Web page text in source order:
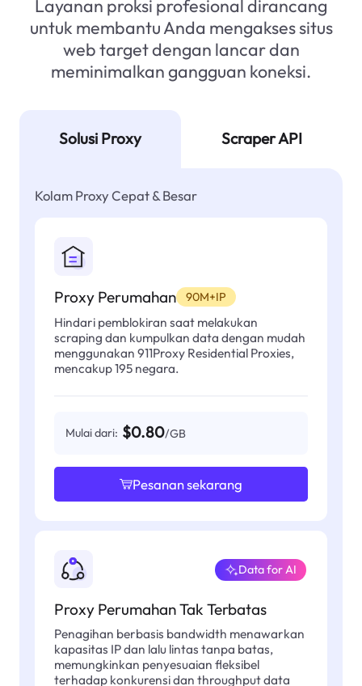
Layanan proksi profesional dirancang
untuk membantu Anda mengakses situs
web target dengan lancar dan
meminimalkan gangguan koneksi.
Solusi Proxy Scraper API
Kolam Proxy Cepat & Besar
Proxy Perumahan 90M+IP
Hindari pemblokiran saat melakukan
scraping dan kumpulkan data dengan mudah
menggunakan 911Proxy Residential Proxies,
mencakup 195 negara.
Mulai dari: $0.80/GB
Pesanan sekarang
Proxy Perumahan Tak Terbatas
Data for AI
Penagihan berbasis bandwidth menawarkan
kapasitas IP dan lalu lintas tanpa batas,
memungkinkan penyesuaian fleksibel
terhadap konkurensi dan throughput data